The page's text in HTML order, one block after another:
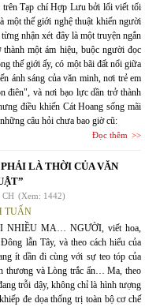
trên Tạp chí Hợp Lưu bởi lối viết tối
một thế giới nghệ thuật khiến người
nhận xét đây là một truyện ngắn
một ám hiệu, buộc người đọc
thế giới ấy, có một bãi đất nổi giữa
ánh sáng của văn minh, nơi trẻ em
điên", và nơi bạo lực dần trở thành
điều khiến Cát Hoang sống mãi
câu hỏi chưa bao giờ cũ:
Đọc thêm
LÀ THỜI CỦA VĂN
CH (Xem: 1442)
TUẤN
NHIỀU MA… NGƯỜI, viết hoa,
lẫn Tây, và theo cách hiểu của
ít dần đi cùng với sự teo tóp của
thương và Lòng trắc ẩn… Ma, theo
trỗi dậy, không chỉ là hình tượng
đe dọa thống trị toàn bộ cơ chế